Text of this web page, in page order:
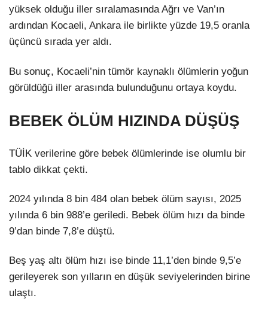
yüksek olduğu iller sıralamasında Ağrı ve Van’ın
ardından Kocaeli, Ankara ile birlikte yüzde 19,5 oranla
üçüncü sırada yer aldı.
Bu sonuç, Kocaeli’nin tümör kaynaklı ölümlerin yoğun
görüldüğü iller arasında bulunduğunu ortaya koydu.
BEBEK ÖLÜM HIZINDA DÜŞÜŞ
TÜİK verilerine göre bebek ölümlerinde ise olumlu bir
tablo dikkat çekti.
2024 yılında 8 bin 484 olan bebek ölüm sayısı, 2025
yılında 6 bin 988’e geriledi. Bebek ölüm hızı da binde
9’dan binde 7,8’e düştü.
Beş yaş altı ölüm hızı ise binde 11,1’den binde 9,5’e
gerileyerek son yılların en düşük seviyelerinden birine
ulaştı.